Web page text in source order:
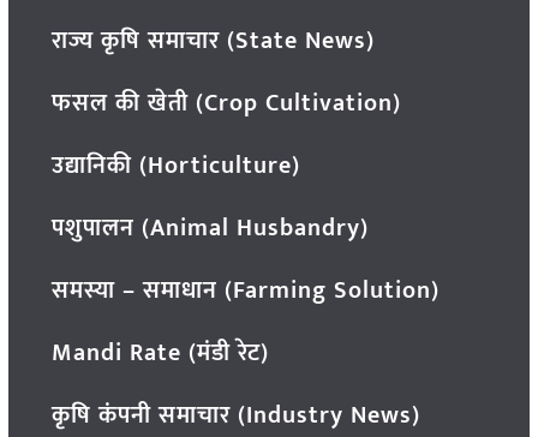
राज्य कृषि समाचार (State News)
फसल की खेती (Crop Cultivation)
उद्यानिकी (Horticulture)
पशुपालन (Animal Husbandry)
समस्या – समाधान (Farming Solution)
Mandi Rate (मंडी रेट)
कृषि कंपनी समाचार (Industry News)